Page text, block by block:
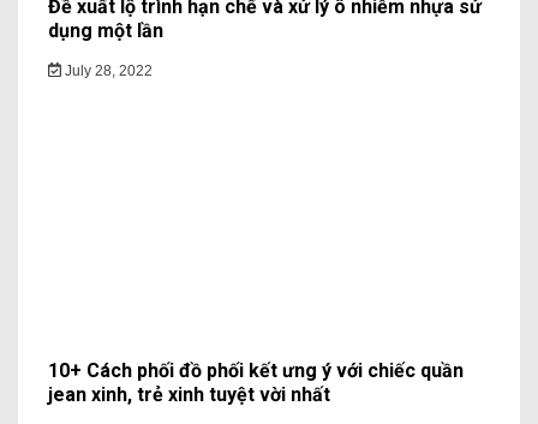
Đề xuất lộ trình hạn chế và xử lý ô nhiễm nhựa sử
dụng một lần
July 28, 2022
10+ Cách phối đồ phối kết ưng ý với chiếc quần
jean xinh, trẻ xinh tuyệt vời nhất